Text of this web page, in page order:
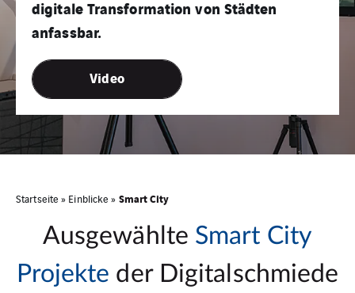
digitale Transformation von Städten
anfassbar.
Video
Startseite » Einblicke » Smart City
Ausgewählte Smart City
Projekte der Digitalschmiede